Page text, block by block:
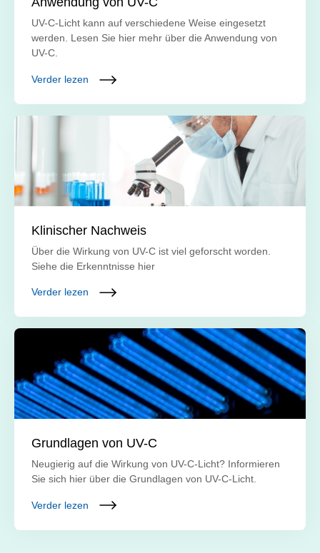
UV-C-Licht kann auf verschiedene Weise eingesetzt
werden. Lesen Sie hier mehr über die Anwendung von
UV-C.
Verder lezen
Klinischer Nachweis
Über die Wirkung von UV-C ist viel geforscht worden.
Siehe die Erkenntnisse hier
Verder lezen
Grundlagen von UV-C
Neugierig auf die Wirkung von UV-C-Licht? Informieren
Sie sich hier über die Grundlagen von UV-C-Licht.
Verder lezen